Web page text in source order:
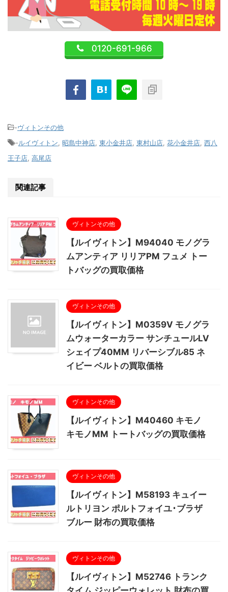
0120-691-966
-ヴィトンその他
-ルイヴィトン 昭島中神店 東小金井店 東村山店 花小金井店 西八
王子店 高尾店
関連記事
ヴィトンその他
【ルイヴィトン】M94040 モノグラ
ムアンティア リリアPM フュメ トー
トバッグの買取価格
ヴィトンその他
【ルイヴィトン】M0359V モノグラ
ムウォーターカラー サンチュールLV
シェイプ40MM リバーシブル85 ネ
イビー ベルトの買取価格
ヴィトンその他
【ルイヴィトン】M40460 キモノ
キモノMM トートバッグの買取価格
ヴィトンその他
【ルイヴィトン】M58193 キュイー
ルトリヨン ポルトフォイユ･ブラザ
ブルー 財布の買取価格
ヴィトンその他
【ルイヴィトン】M52746 トランク